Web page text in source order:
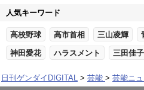
人気キーワード
高校野球 高市首相 三山凌輝
神田愛花 ハラスメント 三田佳子
日刊ゲンダイDIGITAL 芸能 芸能ニ